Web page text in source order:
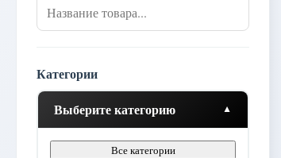
Категории
Выберите категорию
Все категории